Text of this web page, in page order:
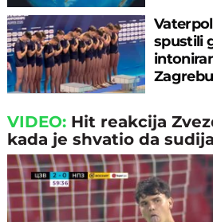
spustili
VIDEO: Hit reakcija
kada je shvatio da